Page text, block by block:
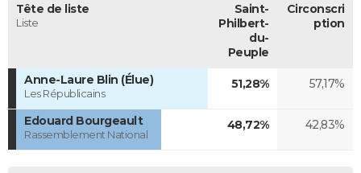
Tête de liste
Liste
Saint-
Philbert-
du-
Peuple
Circonscri
ption
Anne-Laure Blin (Élue)
Les Républicains
51,28% 57,17%
Edouard Bourgeault
Rassemblement National
48,72% 42,83%